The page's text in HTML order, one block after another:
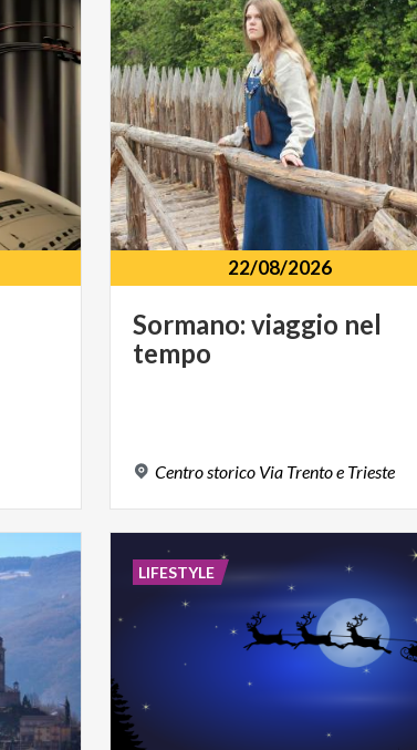
22/08/2026
Sormano: viaggio nel
tempo
Centro storico Via Trentoe Trieste
LIFESTYLE